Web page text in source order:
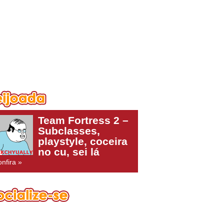
Team Fortress 2 –
Subclasses,
playstyle, coceira
no cu, sei lá
»